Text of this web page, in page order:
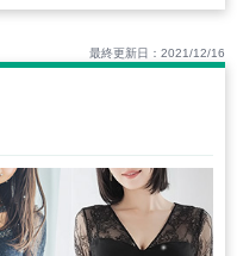
最終更新日：2021/12/16